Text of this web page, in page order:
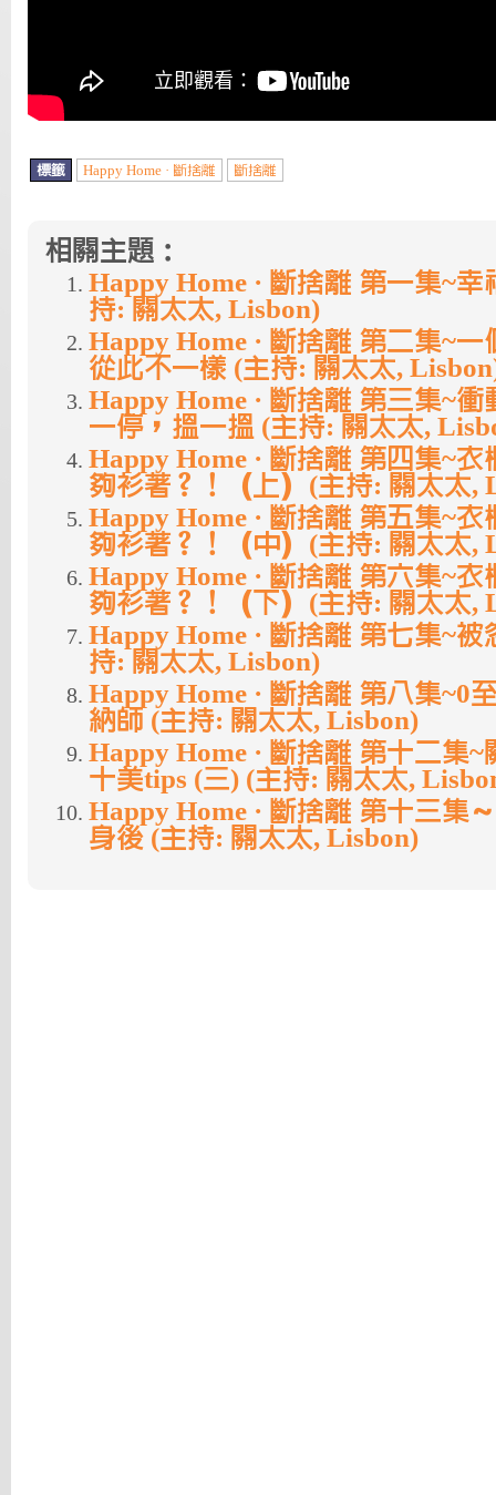
標籤 Happy Home · 斷捨離 斷捨離
相關主題：
Happy Home · 斷捨離 第一集~幸
持: 關太太, Lisbon)
Happy Home · 斷捨離 第二集~
從此不一樣 (主持: 關太太,
Happy Home · 斷捨離 第三集~
一停，搵一搵 (主持: 關太太,
Happy Home · 斷捨離 第四集~
夠衫著？！（上）(主持: 關太太,
Happy Home · 斷捨離 第五集~
夠衫著？！（中）(主持: 關太太,
Happy Home · 斷捨離 第六集~
夠衫著？！（下）(主持: 關太太,
Happy Home · 斷捨離 第七集~
持: 關太太, Lisbon)
Happy Home · 斷捨離 第八集~0
納師 (主持: 關太太, Lisbon)
Happy Home · 斷捨離 第十二集
十美tips (三) (主持: 關太太,
Happy Home · 斷捨離 第十三集
身後 (主持: 關太太, Lisbon)